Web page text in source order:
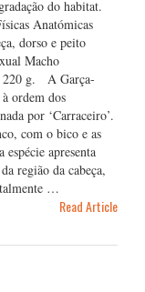
do habitat.
Anatómicas
dorso e peito
Macho
220 g. A Garça-
ordem dos
por ‘Carraceiro’.
com o bico e as
apresenta
região da cabeça,
…
Read Article